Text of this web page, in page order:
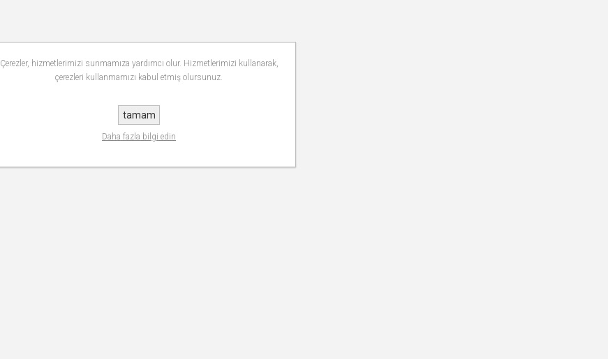
Çerezler, hizmetlerimizi sunmamıza yardımcı olur. Hizmetlerimizi kullanarak,
çerezleri kullanmamızı kabul etmiş olursunuz.
tamam
Daha fazla bilgi edin